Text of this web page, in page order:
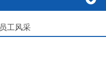
员工风采